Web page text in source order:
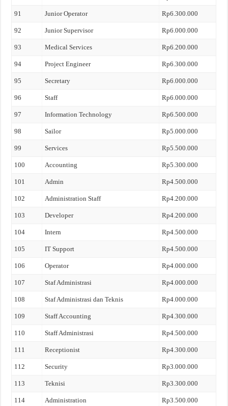
91 Junior Operator Rp6.300.000
92 Junior Supervisor Rp6.000.000
93 Medical Services Rp6.200.000
94 Project Engineer Rp6.300.000
95 Secretary Rp6.000.000
96 Staff Rp6.000.000
97 Information Technology Rp6.500.000
98 Sailor Rp5.000.000
99 Services Rp5.500.000
100 Accounting Rp5.300.000
101 Admin Rp4.500.000
102 Administration Staff Rp4.200.000
103 Developer Rp4.200.000
104 Intern Rp4.500.000
105 IT Support Rp4.500.000
106 Operator Rp4.000.000
107 Staf Administrasi Rp4.000.000
108 Staf Administrasi dan Teknis Rp4.000.000
109 Staff Accounting Rp4.300.000
110 Staff Administrasi Rp4.500.000
111 Receptionist Rp4.300.000
112 Security Rp3.000.000
113 Teknisi Rp3.300.000
114 Administration Rp3.500.000